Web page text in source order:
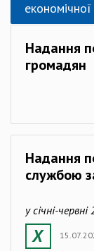
економічної
Надання
громадян
Надання
службою
у січні-